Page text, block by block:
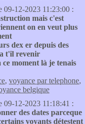
09-12-2023 11:23:00 :
mais c'est
on en veut plus
dex er depuis des
t'il revenir
moment là je tenais
, voyance par telephone,
belgique
09-12-2023 11:18:41 :
des dates parceque
voyants détestent